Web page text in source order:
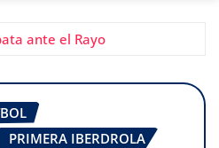
ante el Rayo
PRIMERA IBERDROLA